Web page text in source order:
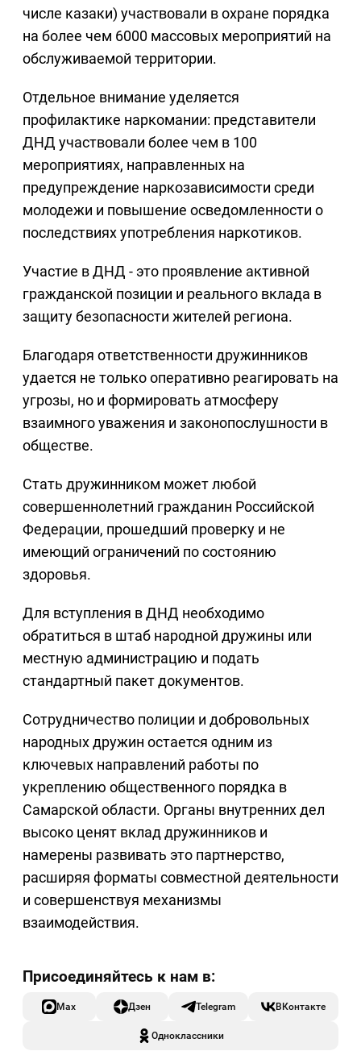
числе казаки) участвовали в охране порядка
на более чем 6000 массовых мероприятий на
обслуживаемой территории.
Отдельное внимание уделяется
профилактике наркомании: представители
ДНД участвовали более чем в 100
мероприятиях, направленных на
предупреждение наркозависимости среди
молодежи и повышение осведомленности о
последствиях употребления наркотиков.
Участие в ДНД - это проявление активной
гражданской позиции и реального вклада в
защиту безопасности жителей региона.
Благодаря ответственности дружинников
удается не только оперативно реагировать на
угрозы, но и формировать атмосферу
взаимного уважения и законопослушности в
обществе.
Стать дружинником может любой
совершеннолетний гражданин Российской
Федерации, прошедший проверку и не
имеющий ограничений по состоянию
здоровья.
Для вступления в ДНД необходимо
обратиться в штаб народной дружины или
местную администрацию и подать
стандартный пакет документов.
Сотрудничество полиции и добровольных
народных дружин остается одним из
ключевых направлений работы по
укреплению общественного порядка в
Самарской области. Органы внутренних дел
высоко ценят вклад дружинников и
намерены развивать это партнерство,
расширяя форматы совместной деятельности
и совершенствуя механизмы
взаимодействия.
Max Дзен Telegram ВКонтакте
Одноклассники